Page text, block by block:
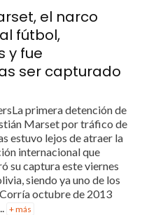
el narco
fútbol,
y fue
ser capturado
primera detención de
Marset por tráfico de
estuvo lejos de atraer la
internacional que
su captura este viernes
siendo ya uno de los
octubre de 2013
+ más